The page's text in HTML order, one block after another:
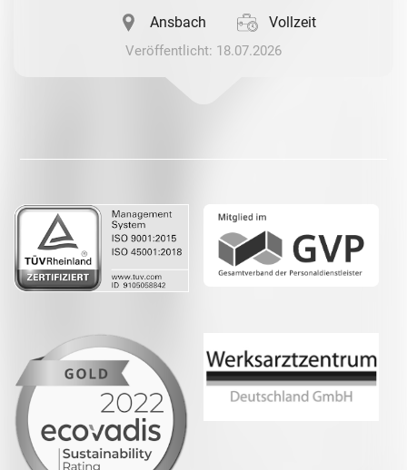
Ansbach
Vollzeit
Veröffentlicht: 18.07.2026